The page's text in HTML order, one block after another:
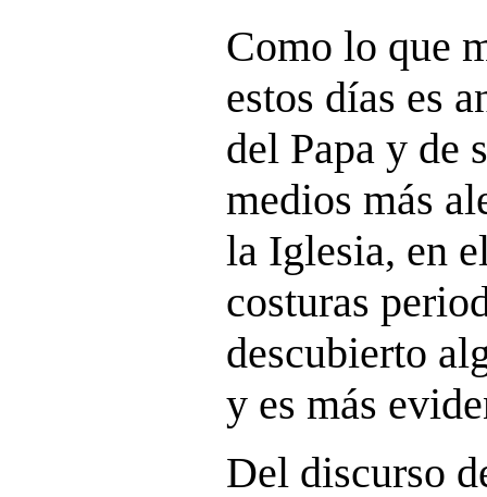
Como lo que
estos días es
del Papa y de
medios más
la Iglesia, en
costuras
descubierto
y es más
Del discurso